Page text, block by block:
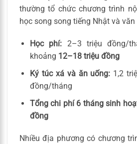
thường tổ chức chương trình
học song song tiếng Nhật và văn
Học phí: 2–3 triệu đồng/
khoảng 12–18 triệu đồng
Ký túc xá và ăn uống: 1,2
đồng/tháng
Tổng chi phí 6 tháng sinh
đồng
Nhiều địa phương có chương